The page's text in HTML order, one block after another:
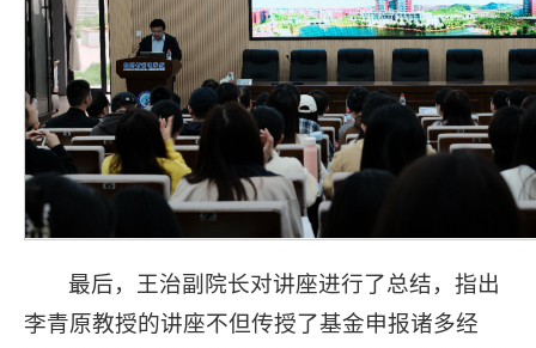
最后，王治副院长对讲座进行了总结，指出
李青原教授的讲座不但传授了基金申报诸多经